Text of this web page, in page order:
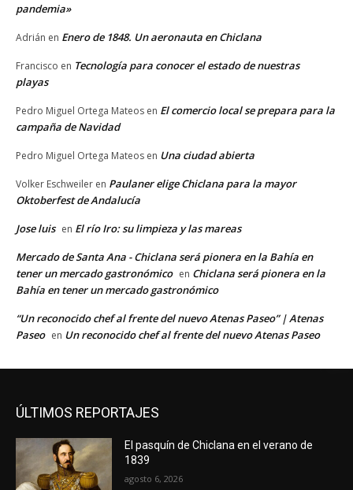
pandemia»
Adrián en Enero de 1848. Un aeronauta en Chiclana
Francisco en Tecnología para conocer el estado de nuestras
playas
Pedro Miguel Ortega Mateos en El comercio local se prepara para la
campaña de Navidad
Pedro Miguel Ortega Mateos en Una ciudad abierta
Volker Eschweiler en Paulaner elige Chiclana para la mayor
Oktoberfest de Andalucía
Jose luis en El río Iro: su limpieza y las mareas
Mercado de Santa Ana - Chiclana será pionera en la Bahía en
tener un mercado gastronómico en Chiclana será pionera en la
Bahía en tener un mercado gastronómico
“Un reconocido chef al frente del nuevo Atenas Paseo” | Atenas
Paseo en Un reconocido chef al frente del nuevo Atenas Paseo
ÚLTIMOS REPORTAJES
El pasquín de Chiclana en el verano de
1839
agosto 6, 2026